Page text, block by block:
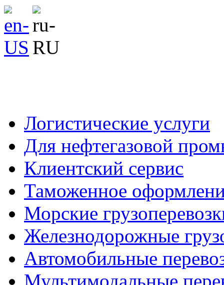
Логистические услуги
Для нефтегазовой
Клиентский сервис
Таможенное
Морские
Железнодорожные
Автомобильные